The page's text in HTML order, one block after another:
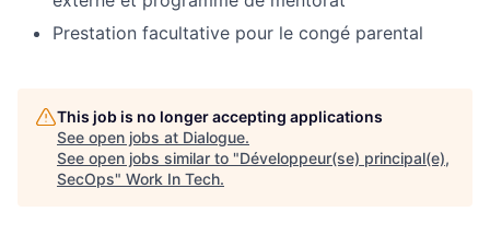
Prestation facultative pour le congé parental
This job is no longer accepting applications
See open jobs at Dialogue.
See open jobs similar to "Développeur(se) principal(e),
SecOps" Work In Tech.